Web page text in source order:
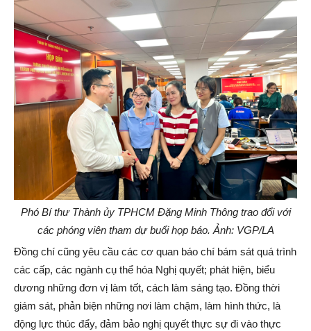
Phó Bí thư Thành ủy TPHCM Đặng Minh Thông trao đổi với
các phóng viên tham dự buổi họp báo. Ảnh: VGP/LA
Đồng chí cũng yêu cầu các cơ quan báo chí bám sát quá trình
các cấp, các ngành cụ thể hóa Nghị quyết; phát hiện, biểu
dương những đơn vị làm tốt, cách làm sáng tạo. Đồng thời
giám sát, phản biện những nơi làm chậm, làm hình thức, là
động lực thúc đẩy, đảm bảo nghị quyết thực sự đi vào thực